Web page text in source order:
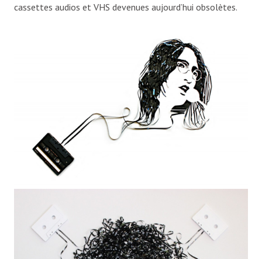
cassettes audios et VHS devenues aujourd’hui obsolètes.